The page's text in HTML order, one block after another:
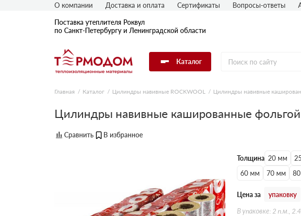
Поставка утеплителя Роквул
по Санкт-Петербургу и Ленинградской области
Каталог
О компании Доставка и оплата Сертификаты Вопросы-ответы
Главная Каталог Цилиндры навивные ROCKWOOL Цилиндры навивные
Цилиндры навивные кашированные
Толщина 20 мм
60 мм
70 мм
Цена за упаковку
В упаковке: 2 п.м.,